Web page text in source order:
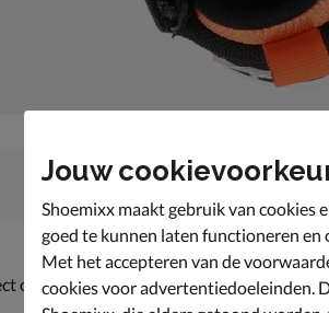
om heerlijk mee buiten te spelen.
Jouw
Shoemixx maakt gebruik van cookies
goed te kunnen laten functioneren
Met het accepteren van de
cookies voor advertentiedoeleinden.